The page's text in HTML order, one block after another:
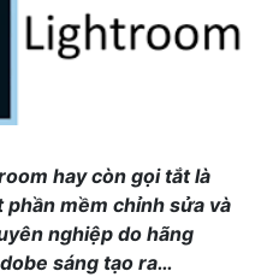
hay còn gọi tắt là
mềm chỉnh sửa và
nghiệp do hãng
sáng tạo ra…